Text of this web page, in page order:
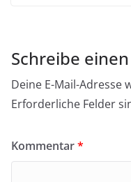
Schreibe
Deine E-Mail-
Erforderliche Felder
Kommentar*